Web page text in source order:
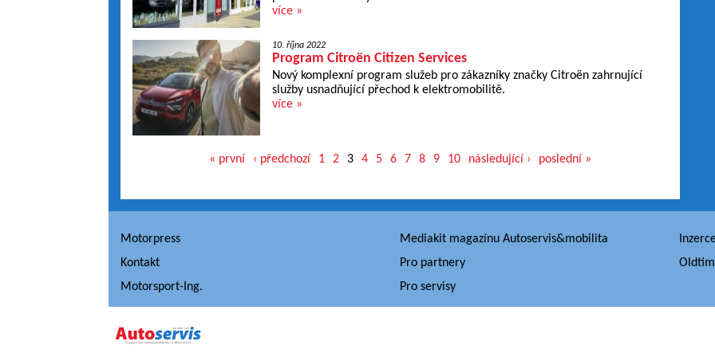
více »
10. října 2022
Program Citroën Citizen Services
Nový komplexní program služeb pro zákazníky značky Citroën zahrnující
služby usnadňující přechod k elektromobilitě.
více »
« první ‹ předchozí 1 2 3 4 5 6 7 8 9 10 následující › poslední »
Motorpress Mediakit magazínu Autoservis&mobilita
Kontakt
Pro partnery
Motorsport-Ing.
Pro servisy